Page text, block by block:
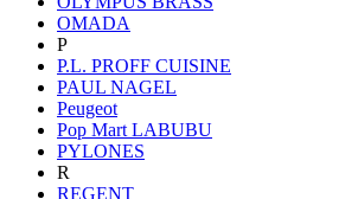
OMADA
P
P.L. PROFF CUISINE
PAUL NAGEL
Peugeot
Pop Mart LABUBU
PYLONES
R
REGENT